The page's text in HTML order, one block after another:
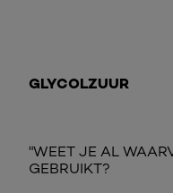
GLYCOLZUUR
"WEET JE AL
GEBRUIKT?